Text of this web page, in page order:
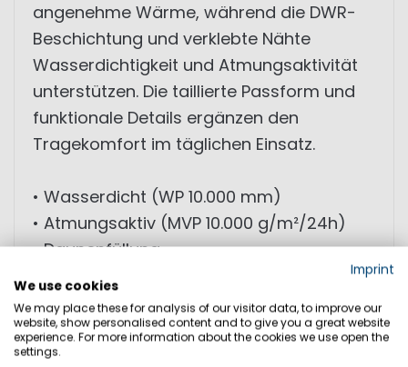
angenehme Wärme, während die DWR-
Beschichtung und verklebte Nähte
Wasserdichtigkeit und Atmungsaktivität
unterstützen. Die taillierte Passform und
funktionale Details ergänzen den
Tragekomfort im täglichen Einsatz.
• Wasserdicht (WP 10.000 mm)
• Atmungsaktiv (MVP 10.000 g/m²/24h)
• Daunenfüllung
• DWR-Beschichtung
• Verklebte Nähte
MATERIAL: Außenmaterial: 85% Polyester;
Imprint
We use cookies
We may place these for analysis of our visitor data, to improve our
website, show personalised content and to give you a great website
experience. For more information about the cookies we use open the
settings.